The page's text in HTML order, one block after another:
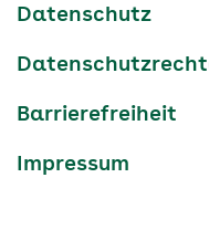
Datenschutz
Barrierefreiheit
Impressum